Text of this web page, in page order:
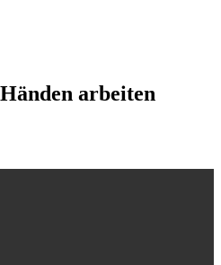
arbeiten